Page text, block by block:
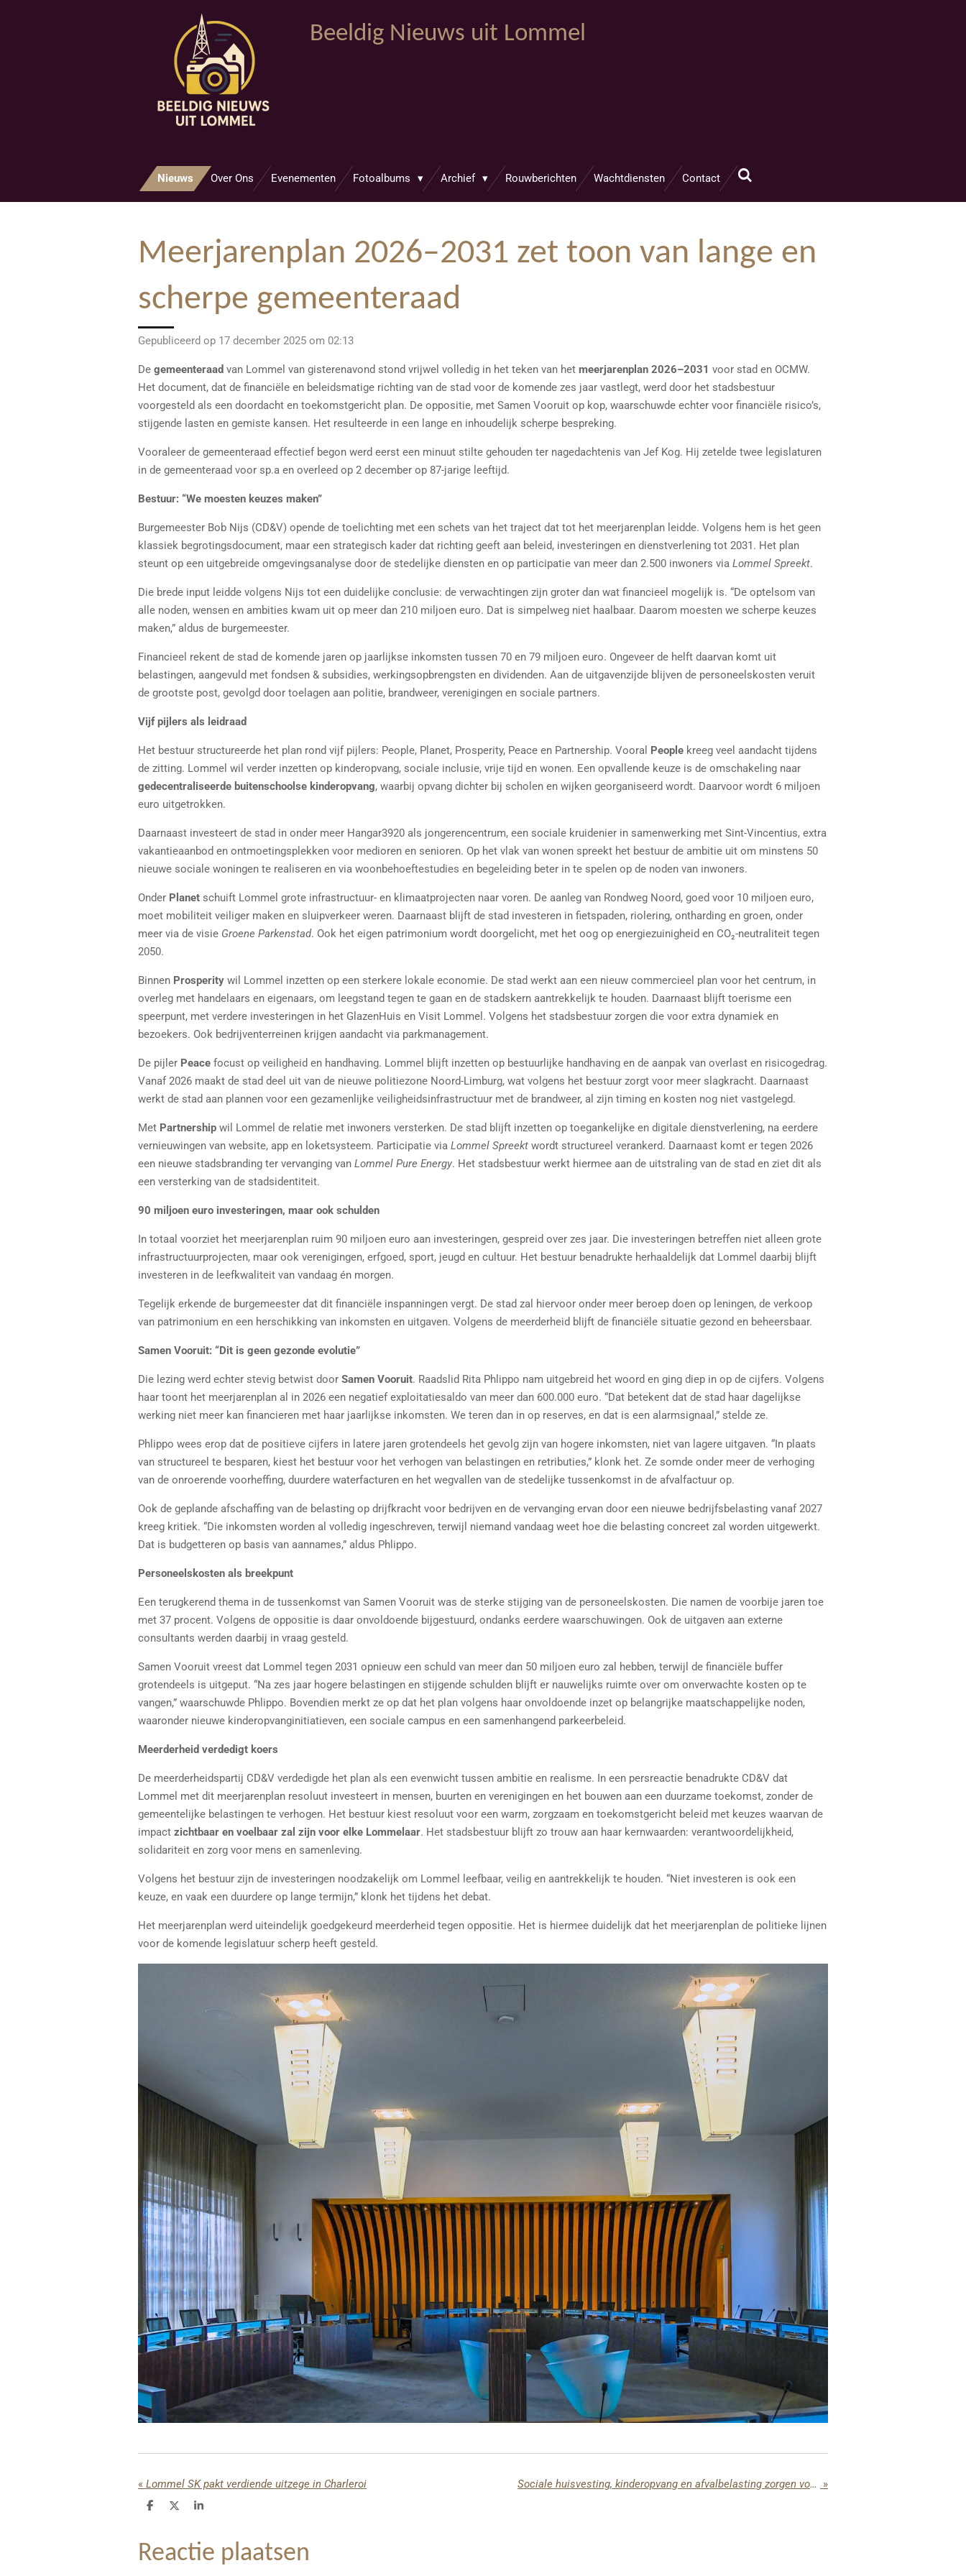
Beeldig Nieuws uit Lommel
Nieuws Over Ons Evenementen Fotoalbums Archief Rouwberichten Wachtdiensten Contact
Meerjarenplan 2026–2031 zet toon van lange en
scherpe gemeenteraad
Gepubliceerd op 17 december 2025 om 02:13
De gemeenteraad van Lommel van gisterenavond stond vrijwel volledig in het teken van het meerjarenplan 2026–2031 voor stad en OCMW.
Het document, dat de financiële en beleidsmatige richting van de stad voor de komende zes jaar vastlegt, werd door het stadsbestuur
voorgesteld als een doordacht en toekomstgericht plan. De oppositie, met Samen Vooruit op kop, waarschuwde echter voor financiële risico’s,
stijgende lasten en gemiste kansen. Het resulteerde in een lange en inhoudelijk scherpe bespreking.
Vooraleer de gemeenteraad effectief begon werd eerst een minuut stilte gehouden ter nagedachtenis van Jef Kog. Hij zetelde twee legislaturen
in de gemeenteraad voor sp.a en overleed op 2 december op 87-jarige leeftijd.
Bestuur: “We moesten keuzes maken”
Burgemeester Bob Nijs (CD&V) opende de toelichting met een schets van het traject dat tot het meerjarenplan leidde. Volgens hem is het geen
klassiek begrotingsdocument, maar een strategisch kader dat richting geeft aan beleid, investeringen en dienstverlening tot 2031. Het plan
steunt op een uitgebreide omgevingsanalyse door de stedelijke diensten en op participatie van meer dan 2.500 inwoners via Lommel Spreekt.
Die brede input leidde volgens Nijs tot een duidelijke conclusie: de verwachtingen zijn groter dan wat financieel mogelijk is. “De optelsom van
alle noden, wensen en ambities kwam uit op meer dan 210 miljoen euro. Dat is simpelweg niet haalbaar. Daarom moesten we scherpe keuzes
maken,” aldus de burgemeester.
Financieel rekent de stad de komende jaren op jaarlijkse inkomsten tussen 70 en 79 miljoen euro. Ongeveer de helft daarvan komt uit
belastingen, aangevuld met fondsen & subsidies, werkingsopbrengsten en dividenden. Aan de uitgavenzijde blijven de personeelskosten veruit
de grootste post, gevolgd door toelagen aan politie, brandweer, verenigingen en sociale partners.
Vijf pijlers als leidraad
Het bestuur structureerde het plan rond vijf pijlers: People, Planet, Prosperity, Peace en Partnership. Vooral People kreeg veel aandacht tijdens
de zitting. Lommel wil verder inzetten op kinderopvang, sociale inclusie, vrije tijd en wonen. Een opvallende keuze is de omschakeling naar
gedecentraliseerde buitenschoolse kinderopvang, waarbij opvang dichter bij scholen en wijken georganiseerd wordt. Daarvoor wordt 6 miljoen
euro uitgetrokken.
Daarnaast investeert de stad in onder meer Hangar3920 als jongerencentrum, een sociale kruidenier in samenwerking met Sint-Vincentius, extra
vakantieaanbod en ontmoetingsplekken voor medioren en senioren. Op het vlak van wonen spreekt het bestuur de ambitie uit om minstens 50
nieuwe sociale woningen te realiseren en via woonbehoeftestudies en begeleiding beter in te spelen op de noden van inwoners.
Onder Planet schuift Lommel grote infrastructuur- en klimaatprojecten naar voren. De aanleg van Rondweg Noord, goed voor 10 miljoen euro,
moet mobiliteit veiliger maken en sluipverkeer weren. Daarnaast blijft de stad investeren in fietspaden, riolering, ontharding en groen, onder
meer via de visie Groene Parkenstad. Ook het eigen patrimonium wordt doorgelicht, met het oog op energiezuinigheid en CO₂-neutraliteit tegen
2050.
Binnen Prosperity wil Lommel inzetten op een sterkere lokale economie. De stad werkt aan een nieuw commercieel plan voor het centrum, in
overleg met handelaars en eigenaars, om leegstand tegen te gaan en de stadskern aantrekkelijk te houden. Daarnaast blijft toerisme een
speerpunt, met verdere investeringen in het GlazenHuis en Visit Lommel. Volgens het stadsbestuur zorgen die voor extra dynamiek en
bezoekers. Ook bedrijventerreinen krijgen aandacht via parkmanagement.
De pijler Peace focust op veiligheid en handhaving. Lommel blijft inzetten op bestuurlijke handhaving en de aanpak van overlast en risicogedrag.
Vanaf 2026 maakt de stad deel uit van de nieuwe politiezone Noord-Limburg, wat volgens het bestuur zorgt voor meer slagkracht. Daarnaast
werkt de stad aan plannen voor een gezamenlijke veiligheidsinfrastructuur met de brandweer, al zijn timing en kosten nog niet vastgelegd.
Met Partnership wil Lommel de relatie met inwoners versterken. De stad blijft inzetten op toegankelijke en digitale dienstverlening, na eerdere
vernieuwingen van website, app en loketsysteem. Participatie via Lommel Spreekt wordt structureel verankerd. Daarnaast komt er tegen 2026
een nieuwe stadsbranding ter vervanging van Lommel Pure Energy. Het stadsbestuur werkt hiermee aan de uitstraling van de stad en ziet dit als
een versterking van de stadsidentiteit.
90 miljoen euro investeringen, maar ook schulden
In totaal voorziet het meerjarenplan ruim 90 miljoen euro aan investeringen, gespreid over zes jaar. Die investeringen betreffen niet alleen grote
infrastructuurprojecten, maar ook verenigingen, erfgoed, sport, jeugd en cultuur. Het bestuur benadrukte herhaaldelijk dat Lommel daarbij blijft
investeren in de leefkwaliteit van vandaag én morgen.
Tegelijk erkende de burgemeester dat dit financiële inspanningen vergt. De stad zal hiervoor onder meer beroep doen op leningen, de verkoop
van patrimonium en een herschikking van inkomsten en uitgaven. Volgens de meerderheid blijft de financiële situatie gezond en beheersbaar.
Samen Vooruit: “Dit is geen gezonde evolutie”
Die lezing werd echter stevig betwist door Samen Vooruit. Raadslid Rita Phlippo nam uitgebreid het woord en ging diep in op de cijfers. Volgens
haar toont het meerjarenplan al in 2026 een negatief exploitatiesaldo van meer dan 600.000 euro. “Dat betekent dat de stad haar dagelijkse
werking niet meer kan financieren met haar jaarlijkse inkomsten. We teren dan in op reserves, en dat is een alarmsignaal,” stelde ze.
Phlippo wees erop dat de positieve cijfers in latere jaren grotendeels het gevolg zijn van hogere inkomsten, niet van lagere uitgaven. “In plaats
van structureel te besparen, kiest het bestuur voor het verhogen van belastingen en retributies,” klonk het. Ze somde onder meer de verhoging
van de onroerende voorheffing, duurdere waterfacturen en het wegvallen van de stedelijke tussenkomst in de afvalfactuur op.
Ook de geplande afschaffing van de belasting op drijfkracht voor bedrijven en de vervanging ervan door een nieuwe bedrijfsbelasting vanaf 2027
kreeg kritiek. “Die inkomsten worden al volledig ingeschreven, terwijl niemand vandaag weet hoe die belasting concreet zal worden uitgewerkt.
Dat is budgetteren op basis van aannames,” aldus Phlippo.
Personeelskosten als breekpunt
Een terugkerend thema in de tussenkomst van Samen Vooruit was de sterke stijging van de personeelskosten. Die namen de voorbije jaren toe
met 37 procent. Volgens de oppositie is daar onvoldoende bijgestuurd, ondanks eerdere waarschuwingen. Ook de uitgaven aan externe
consultants werden daarbij in vraag gesteld.
Samen Vooruit vreest dat Lommel tegen 2031 opnieuw een schuld van meer dan 50 miljoen euro zal hebben, terwijl de financiële buffer
grotendeels is uitgeput. “Na zes jaar hogere belastingen en stijgende schulden blijft er nauwelijks ruimte over om onverwachte kosten op te
vangen,” waarschuwde Phlippo. Bovendien merkt ze op dat het plan volgens haar onvoldoende inzet op belangrijke maatschappelijke noden,
waaronder nieuwe kinderopvanginitiatieven, een sociale campus en een samenhangend parkeerbeleid.
Meerderheid verdedigt koers
De meerderheidspartij CD&V verdedigde het plan als een evenwicht tussen ambitie en realisme. In een persreactie benadrukte CD&V dat
Lommel met dit meerjarenplan resoluut investeert in mensen, buurten en verenigingen en het bouwen aan een duurzame toekomst, zonder de
gemeentelijke belastingen te verhogen. Het bestuur kiest resoluut voor een warm, zorgzaam en toekomstgericht beleid met keuzes waarvan de
impact zichtbaar en voelbaar zal zijn voor elke Lommelaar. Het stadsbestuur blijft zo trouw aan haar kernwaarden: verantwoordelijkheid,
solidariteit en zorg voor mens en samenleving.
Volgens het bestuur zijn de investeringen noodzakelijk om Lommel leefbaar, veilig en aantrekkelijk te houden. “Niet investeren is ook een
keuze, en vaak een duurdere op lange termijn,” klonk het tijdens het debat.
Het meerjarenplan werd uiteindelijk goedgekeurd meerderheid tegen oppositie. Het is hiermee duidelijk dat het meerjarenplan de politieke lijnen
voor de komende legislatuur scherp heeft gesteld.
« Lommel SK pakt verdiende uitzege in Charleroi Sociale huisvesting, kinderopvang en afvalbelasting zorgen voor scherp debat in gemeenteraad »
D
e
n
D
S
r
e
Reactie plaatsen